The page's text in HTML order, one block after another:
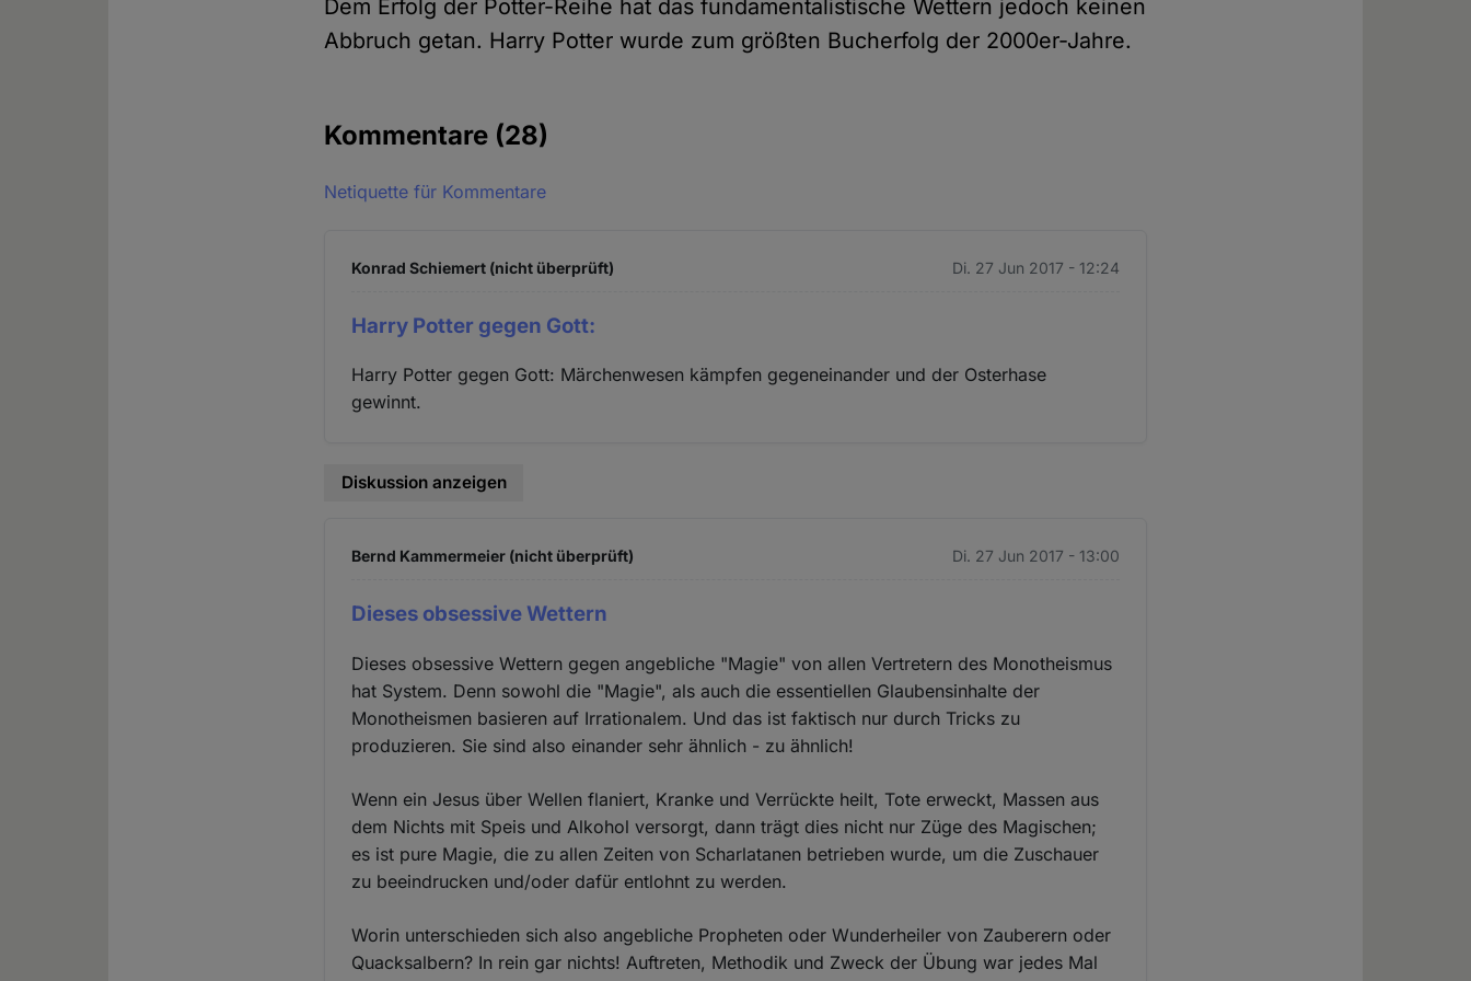
Dem Erfolg der Potter-Reihe hat das fundamentalistische Wettern jedoch keinen
Abbruch getan. Harry Potter wurde zum größten Bucherfolg der 2000er-Jahre.
Kommentare (28)
Netiquette für Kommentare
Konrad Schiemert (nicht überprüft) Di. 27 Jun 2017 - 12:24
Harry Potter gegen Gott:
Harry Potter gegen Gott: Märchenwesen kämpfen gegeneinander und der Osterhase
gewinnt.
Diskussion anzeigen
Bernd Kammermeier (nicht überprüft) Di. 27 Jun 2017 - 13:00
Dieses obsessive Wettern
Dieses obsessive Wettern gegen angebliche "Magie" von allen Vertretern des Monotheismus
hat System. Denn sowohl die "Magie", als auch die essentiellen Glaubensinhalte der
Monotheismen basieren auf Irrationalem. Und das ist faktisch nur durch Tricks zu
produzieren. Sie sind also einander sehr ähnlich - zu ähnlich!
Wenn ein Jesus über Wellen flaniert, Kranke und Verrückte heilt, Tote erweckt, Massen aus
dem Nichts mit Speis und Alkohol versorgt, dann trägt dies nicht nur Züge des Magischen;
es ist pure Magie, die zu allen Zeiten von Scharlatanen betrieben wurde, um die Zuschauer
zu beeindrucken und/oder dafür entlohnt zu werden.
Worin unterschieden sich also angebliche Propheten oder Wunderheiler von Zauberern oder
Quacksalbern? In rein gar nichts! Auftreten, Methodik und Zweck der Übung war jedes Mal